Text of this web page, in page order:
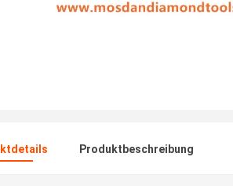
Produktbeschreibung